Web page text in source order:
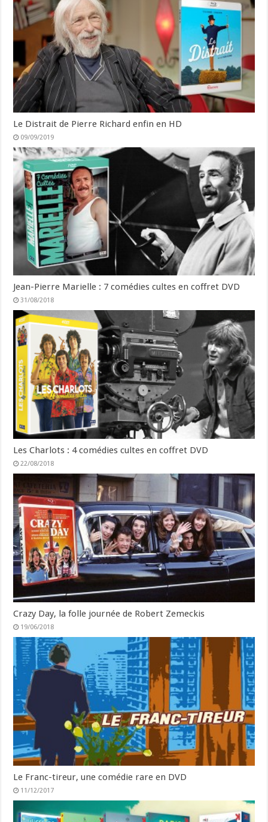
Le Distrait de Pierre Richard enfin en HD
09/09/2019
Jean-Pierre Marielle : 7 comédies cultes en coffret DVD
31/08/2018
Les Charlots : 4 comédies cultes en coffret DVD
22/08/2018
Crazy Day, la folle journée de Robert Zemeckis
19/06/2018
Le Franc-tireur, une comédie rare en DVD
11/12/2017